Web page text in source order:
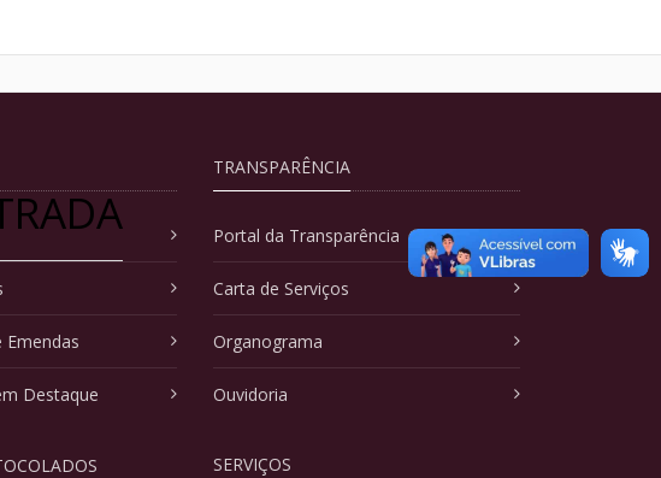
Emendas
Destaque
TRANSPARÊNCIA
Portal da Transparência
Carta de Serviços
Organograma
Ouvidoria
SERVIÇOS